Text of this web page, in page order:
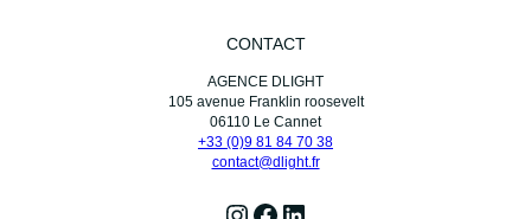
CONTACT
AGENCE DLIGHT
105 avenue Franklin roosevelt
06110 Le Cannet
+33 (0)9 81 84 70 38
contact@dlight.fr